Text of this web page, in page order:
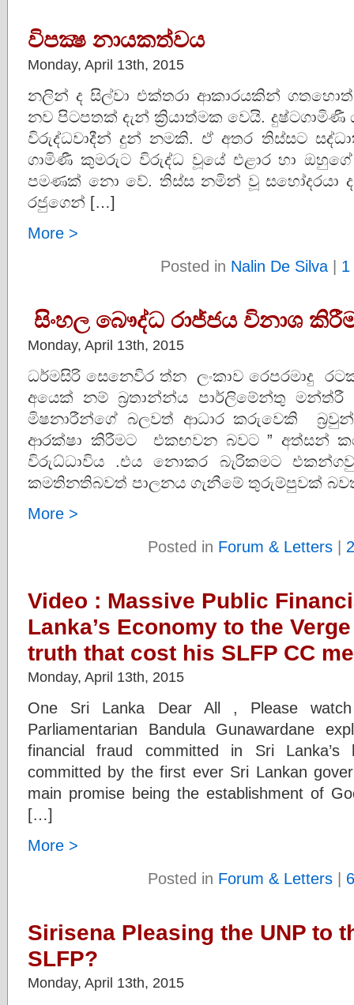
විපක්‍ෂ නායකත්වය
Monday, April 13th, 2015
නලින් ද සිල්වා එක්තරා ආකාරයකින් ගතහොත්
නව පිටපතක් දැන් ක්‍රියාත්මක වෙයි.
විරුද්ධවාදීන් දුන් නමකි. ඒ අතර තිස්සට
ගාමිණී කුමරුට විරුද්ධ වූයේ එළාර හා
පමණක් නො වේ. තිස්ස නමින් වූ සහෝදරයා
රජුගෙන් […]
More >
Posted in Nalin De Silva| 1
සිංහල බෞද්ධ රාජ්ජය විනාශ
Monday, April 13th, 2015
ධර්මසිරි සෙනෙවිර ත්න ලංකාව රෙපරමාදු
අයෙක් නම් බ්‍රතාන්න්ය පාර්ලිමේන්තු
මිෂනාරීන්ගේ බලවත් ආධාර කරුවෙකි
ආරක්ෂා කිරීමට එකඟවන බවට ” අත්සන්
විරුධ්ධාවිය .එය නොකර බැරිකමට
කමතිනතිබවත් පාලනය ගැනීමේ තුරුම්පුවක්
More >
Posted in Forum & Letters|
Video : Massive Public
Lanka’s Economy to the
truth that cost his SLFP CC
Monday, April 13th, 2015
One Sri Lanka Dear All , Please
Parliamentarian Bandula Gunawardane
financial fraud committed in Sri
committed by the first ever Sri Lankan
main promise being the establishment of
[…]
More >
Posted in Forum & Letters|
Sirisena Pleasing the UNP to
SLFP?
Monday, April 13th, 2015